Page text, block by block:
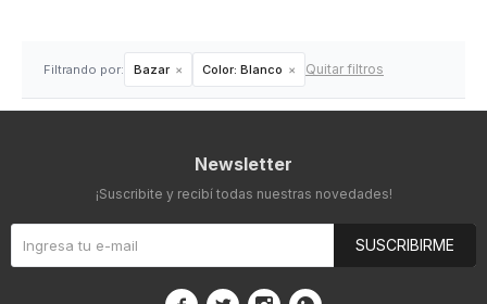
Filtrando por: Bazar Color: Blanco Quitar filtros
Newsletter
¡Suscribite y recibí todas nuestras novedades!
SUSCRIBIRME